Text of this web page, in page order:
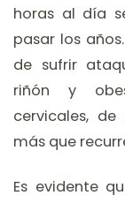
horas al día
pasar los
de sufrir
riñón y
cervicales,
más que
Es evidente